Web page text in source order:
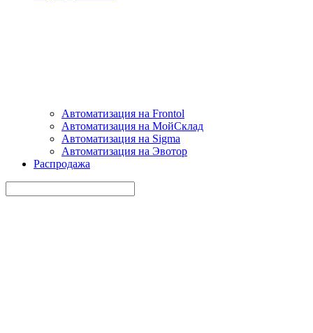
Автоматизация на Frontol
Автоматизация на МойСклад
Автоматизация на Sigma
Автоматизация на Эвотор
Распродажа